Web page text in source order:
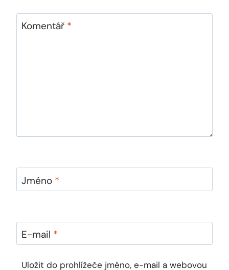
Komentář *
Jméno *
E-mail *
Uložit do prohlížeče jméno, e-mail a webovou